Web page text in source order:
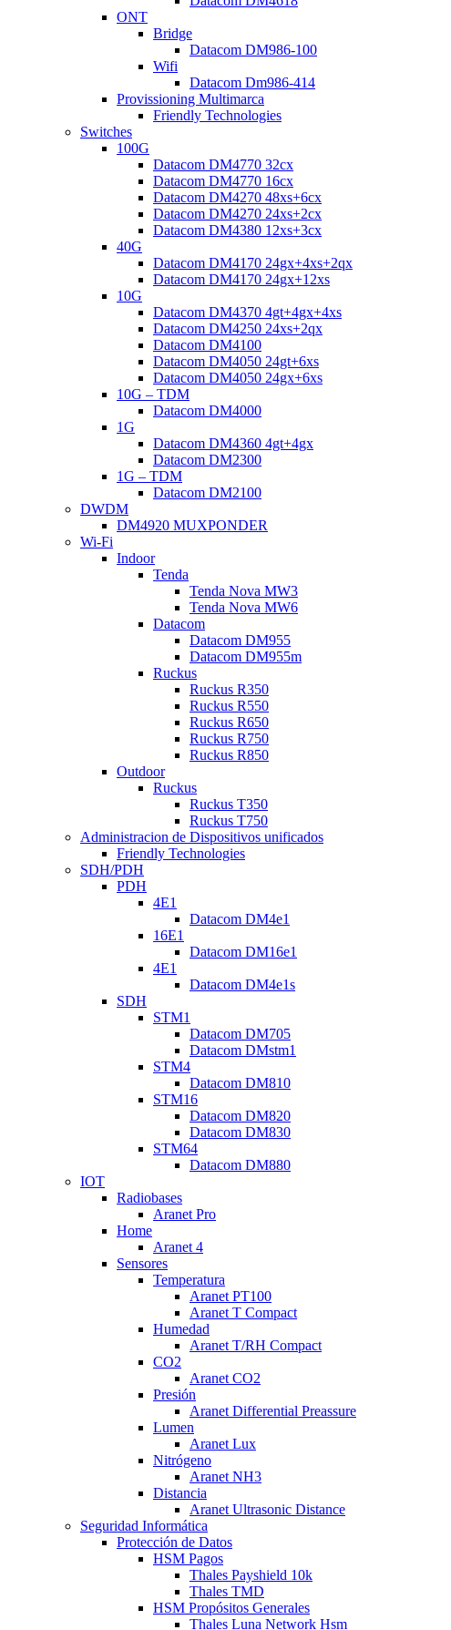
ONT
Bridge
Datacom DM986-100
Wifi
Datacom Dm986-414
Provissioning Multimarca
Friendly Technologies
Switches
100G
Datacom DM4770 32cx
Datacom DM4770 16cx
Datacom DM4270 48xs+6cx
Datacom DM4270 24xs+2cx
Datacom DM4380 12xs+3cx
40G
Datacom DM4170 24gx+4xs+2qx
Datacom DM4170 24gx+12xs
10G
Datacom DM4370 4gt+4gx+4xs
Datacom DM4250 24xs+2qx
Datacom DM4100
Datacom DM4050 24gt+6xs
Datacom DM4050 24gx+6xs
10G – TDM
Datacom DM4000
1G
Datacom DM4360 4gt+4gx
Datacom DM2300
1G – TDM
Datacom DM2100
DWDM
DM4920 MUXPONDER
Wi-Fi
Indoor
Tenda
Tenda Nova MW3
Tenda Nova MW6
Datacom
Datacom DM955
Datacom DM955m
Ruckus
Ruckus R350
Ruckus R550
Ruckus R650
Ruckus R750
Ruckus R850
Outdoor
Ruckus
Ruckus T350
Ruckus T750
Administracion de Dispositivos unificados
Friendly Technologies
SDH/PDH
PDH
4E1
Datacom DM4e1
16E1
Datacom DM16e1
4E1
Datacom DM4e1s
SDH
STM1
Datacom DM705
Datacom DMstm1
STM4
Datacom DM810
STM16
Datacom DM820
Datacom DM830
STM64
Datacom DM880
IOT
Radiobases
Aranet Pro
Home
Aranet 4
Sensores
Temperatura
Aranet PT100
Aranet T Compact
Humedad
Aranet T/RH Compact
CO2
Aranet CO2
Presión
Aranet Differential Preassure
Lumen
Aranet Lux
Nitrógeno
Aranet NH3
Distancia
Aranet Ultrasonic Distance
Seguridad Informática
Protección de Datos
HSM Pagos
Thales Payshield 10k
Thales TMD
HSM Propósitos Generales
Thales Luna Network Hsm